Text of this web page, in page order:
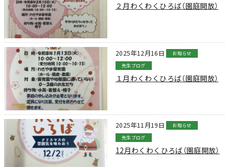
２月わくわくひろば（園庭開放）
2025年12月16日
お知らせ
先生ブログ
１月わくわくひろば（園庭開放）
2025年11月19日
お知らせ
先生ブログ
12月わくわくひろば（園庭開放）